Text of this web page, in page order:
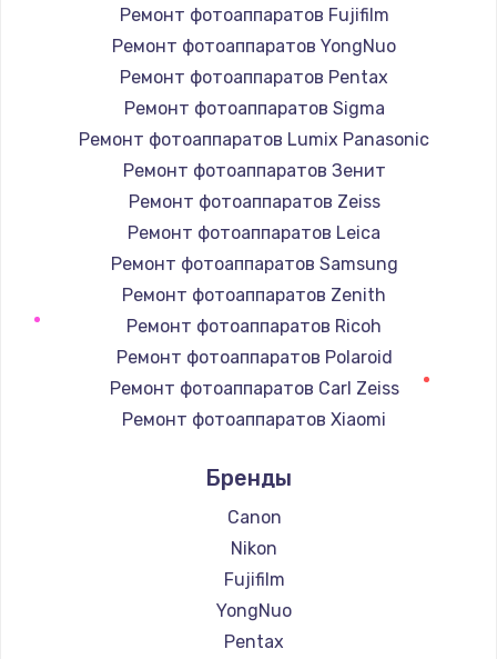
600 руб.
Заказать
Замена конфорки
1100 руб.
Заказать
Замена платы сенсора
900 руб.
Заказать
Замена регулятора режимов конфорки
900 руб.
Заказать
Замена сенсорного датчика
1300 руб.
Заказать
Замена сигнальной лампы
1200 руб.
Ремонт фотоаппаратов Fujifilm
Ремонт фотоаппаратов YongNuo
Ремонт фотоаппаратов Pentax
Ремонт фотоаппаратов Sigma
Ремонт фотоаппаратов Lumix Panasonic
Ремонт фотоаппаратов Зенит
Ремонт фотоаппаратов Zeiss
Ремонт фотоаппаратов Leica
Ремонт фотоаппаратов Samsung
Ремонт фотоаппаратов Zenith
Ремонт фотоаппаратов Ricoh
Ремонт фотоаппаратов Polaroid
Ремонт фотоаппаратов Carl Zeiss
Ремонт фотоаппаратов Xiaomi
Ремонт фотоаппаратов Kodak
Ремонт фотоаппаратов Blackmagic
Бренды
Canon
Nikon
Fujifilm
YongNuo
Pentax